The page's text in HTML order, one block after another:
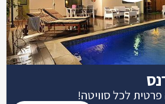
לכל סוויטה!